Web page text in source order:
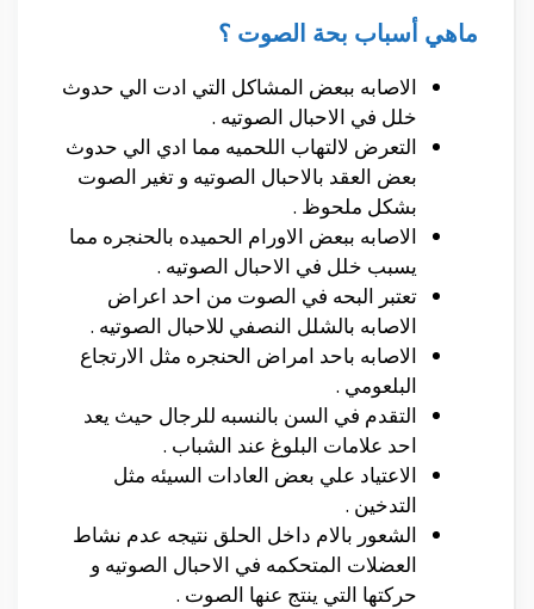
ماهي أسباب بحة الصوت ؟
الاصابه ببعض المشاكل التي ادت الي حدوث
خلل في الاحبال الصوتيه .
التعرض لالتهاب اللحميه مما ادي الي حدوث
بعض العقد بالاحبال الصوتيه و تغير الصوت
بشكل ملحوظ .
الاصابه ببعض الاورام الحميده بالحنجره مما
يسبب خلل في الاحبال الصوتيه .
تعتبر البحه في الصوت من احد اعراض
الاصابه بالشلل النصفي للاحبال الصوتيه .
الاصابه باحد امراض الحنجره مثل الارتجاع
البلعومي .
التقدم في السن بالنسبه للرجال حيث يعد
احد علامات البلوغ عند الشباب .
الاعتياد علي بعض العادات السيئه مثل
التدخين .
الشعور بالام داخل الحلق نتيجه عدم نشاط
العضلات المتحكمه في الاحبال الصوتيه و
حركتها التي ينتج عنها الصوت .